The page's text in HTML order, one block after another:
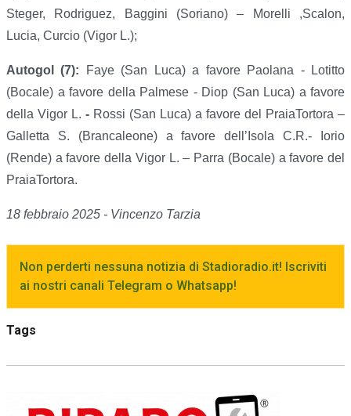
Steger, Rodriguez, Baggini (Soriano) – Morelli ,Scalon,
Lucia, Curcio (Vigor L.);
Autogol (7): Faye (San Luca) a favore Paolana - Lotitto
(Bocale) a favore della Palmese - Diop (San Luca) a favore
della Vigor L. - Rossi (San Luca) a favore del PraiaTortora –
Galletta S. (Brancaleone) a favore dell’Isola C.R.- Iorio
(Rende) a favore della Vigor L. – Parra (Bocale) a favore del
PraiaTortora.
18 febbraio 2025 - Vincenzo Tarzia
Non perderti nessuna notizia di Stadioradio.it! Iscriviti
ai nostri canali Telegram o Whatsapp!
Tags